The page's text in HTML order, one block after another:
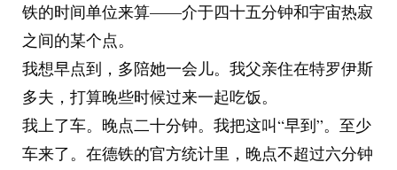
铁的时间单位来算——介于四十五分钟和宇宙热寂
之间的某个点。
我想早点到，多陪她一会儿。我父亲住在特罗伊斯
多夫，打算晚些时候过来一起吃饭。
我上了车。晚点二十分钟。我把这叫“早到”。至少
车来了。在德铁的官方统计里，晚点不超过六分钟